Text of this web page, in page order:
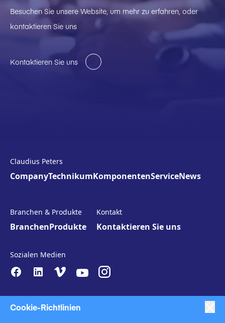
Cookie-Richtlinien
Besuchen Sie unsere Website, um mehr zu erfahren, oder
kontaktieren Sie uns
Kontaktieren Sie uns
Claudius Peters
CompanyTechnikumKomponentenServiceNews
Branchen & Produkte
BranchenProdukte
Kontakt
Kontaktieren Sie uns
Sozialen Medien